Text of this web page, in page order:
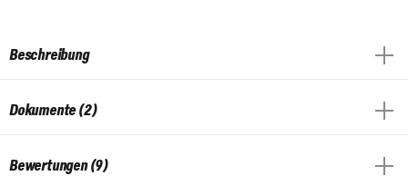
Beschreibung
Dokumente (2)
Bewertungen (9)